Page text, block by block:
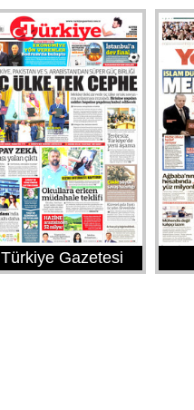
Türkiye Gazetesi